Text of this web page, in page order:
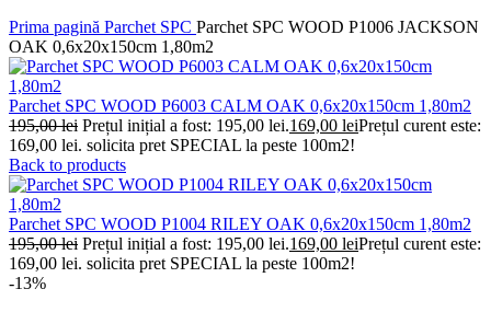
Prima pagină Parchet SPC Parchet SPC WOOD P1006 JACKSON
OAK 0,6x20x150cm 1,80m2
Parchet SPC WOOD P6003 CALM OAK 0,6x20x150cm 1,80m2
195,00lei Prețul inițial a fost: 195,00 lei.169,00 leiPrețul curent este:
169,00 lei. solicita pret SPECIAL la peste 100m2!
Back to products
Parchet SPC WOOD P1004 RILEY OAK 0,6x20x150cm 1,80m2
195,00lei Prețul inițial a fost: 195,00 lei.169,00 leiPrețul curent este:
169,00 lei. solicita pret SPECIAL la peste 100m2!
-13%